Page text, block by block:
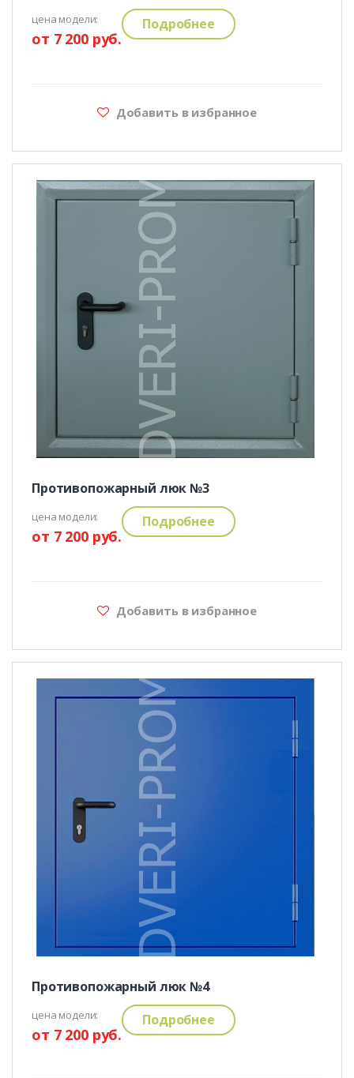
цена модели:
от 7 200 руб.
Подробнее
Добавить в избранное
Противопожарный люк №3
цена модели:
от 7 200 руб.
Подробнее
Добавить в избранное
Противопожарный люк №4
цена модели:
от 7 200 руб.
Подробнее